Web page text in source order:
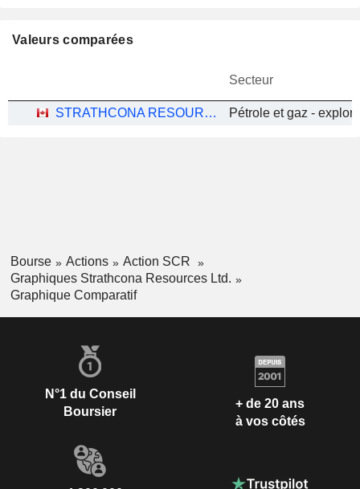
Valeurs comparées
Secteur
STRATHCONA RESOURCES LTD.
Bourse Actions
Action SCR
Graphiques Strathcona Resources Ltd.
Graphique Comparatif
N°1 du Conseil
Boursier
+ de 20 ans
à vos côtés